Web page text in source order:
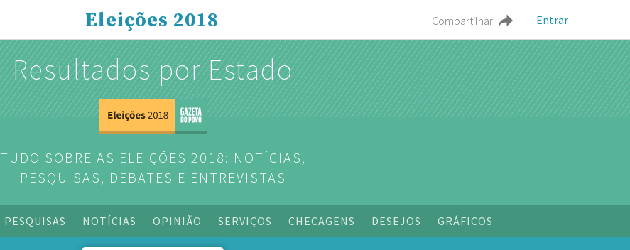
Compartilhar Entrar
Eleições 2018
Resultados por Estado
TUDO SOBRE AS ELEIÇÕES 2018: NOTÍCIAS,
PESQUISAS, DEBATES E ENTREVISTAS
PESQUISAS NOTÍCIAS OPINIÃO SERVIÇOS CHECAGENS DESEJOS GRÁFICOS